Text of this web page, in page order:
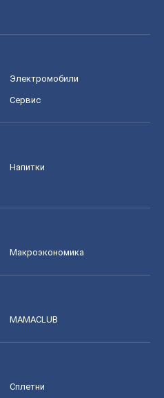
Электромобили
Сервис
Напитки
Mакроэкономика
MAMACLUB
Сплетни